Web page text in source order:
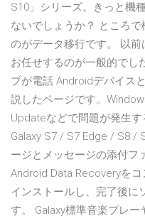
S10」シリーズ。きっと機
ないでしょうか？ ところ
のがデータ移行です。 以
お任せするのが一般的でし
プが電話 Androidデバイス
説したページです。
Updateなどで問題が発生
Galaxy S7 / S7 Edge / S8 /
ージとメッセージの添付フ
Android Data Recoveryを
インストールし、完了後に
す。 Galaxy標準音楽プレ